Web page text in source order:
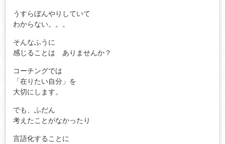
うすらぼんやりしていて
わからない。。。
そんなふうに
感じることは ありませんか？
コーチングでは
「在りたい自分」を
大切にします。
でも、ふだん
考えたことがなかったり
言語化することに